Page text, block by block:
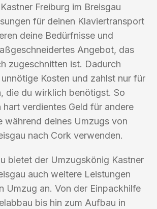
Freiburg im Breisgau
für deinen Klaviertransport
deine Bedürfnisse und
Angebot, das
zugeschnitten ist. Dadurch
Kosten und zahlst nur für
die du wirklich benötigst. So
hart verdientes Geld für andere
während deines Umzugs von
nach Cork verwenden.
bietet der Umzugskönig Kastner
auch weitere Leistungen
Umzug an. Von der Einpackhilfe
bis hin zum Aufbau in